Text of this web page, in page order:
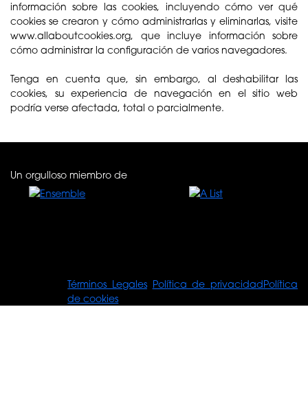
información sobre las cookies, incluyendo cómo ver qué
cookies se crearon y cómo administrarlas y eliminarlas, visite
www.allaboutcookies.org, que incluye información sobre
cómo administrar la configuración de varios navegadores.
Tenga en cuenta que, sin embargo, al deshabilitar las
cookies, su experiencia de navegación en el sitio web
podría verse afectada, total o parcialmente.
Un orgulloso miembro de
© Tours ForTérminos Legales Política de privacidadPolítica
de cookies